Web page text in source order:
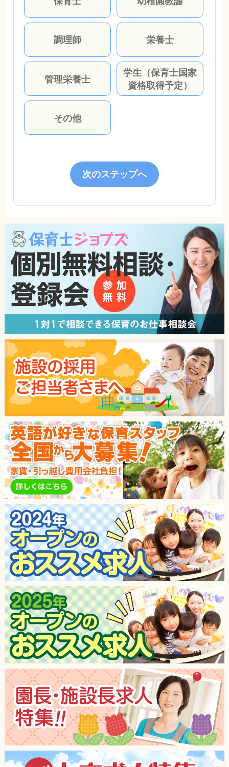
調理師 栄養士
管理栄養士
学生（保育士国家
資格取得予定）
その他
次のステップへ